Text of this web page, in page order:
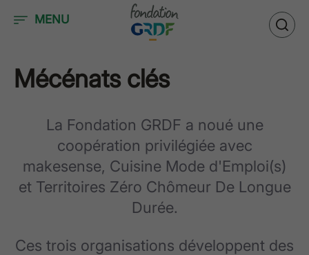
MENU
Mécénats clés
La Fondation GRDF a noué une
coopération privilégiée avec
makesense, Cuisine Mode d'Emploi(s)
et Territoires Zéro Chômeur De Longue
Durée.
Ces trois organisations développent des